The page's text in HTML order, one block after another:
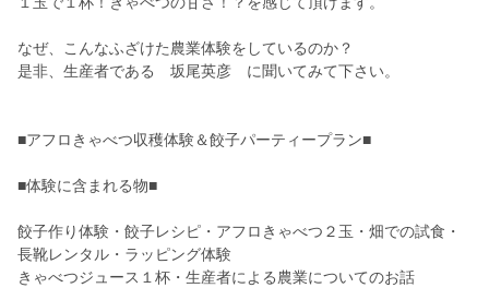
なぜ、こんなふざけた農業体験をしているのか？
是非、生産者である 坂尾英彦 に聞いてみて下さい。
■アフロきゃべつ収穫体験＆餃子パーティープラン■
■体験に含まれる物■
餃子作り体験・餃子レシピ・アフロきゃべつ２玉・畑での試食・
長靴レンタル・ラッピング体験
きゃべつジュース１杯・生産者による農業についてのお話